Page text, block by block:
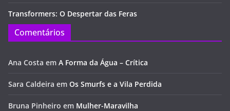
Transformers: O Despertar das Feras
Comentários
Ana Costa em A Forma da Água – Crítica
Sara Caldeira em Os Smurfs e a Vila Perdida
Bruna Pinheiro em Mulher-Maravilha